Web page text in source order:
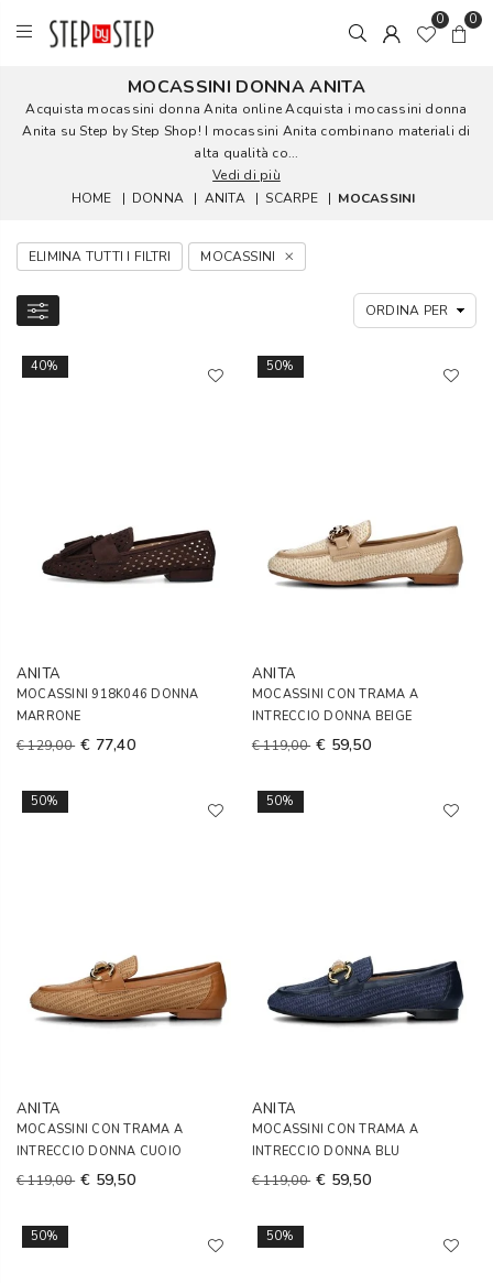
0 0
MOCASSINI DONNA ANITA
Acquista mocassini donna Anita online Acquista i mocassini donna
Anita su Step by Step Shop! I mocassini Anita combinano materiali di
alta qualità co...
Vedi di più
HOME
| DONNA | ANITA | SCARPE | MOCASSINI
ELIMINA TUTTI I FILTRI MOCASSINI
40%
ANITA
MOCASSINI 918K046 DONNA
MARRONE
€ 129,00 € 77,40
50%
ANITA
MOCASSINI CON TRAMA A
INTRECCIO DONNA BEIGE
€ 119,00 € 59,50
50%
ANITA
MOCASSINI CON TRAMA A
INTRECCIO DONNA CUOIO
€ 119,00 € 59,50
50%
ANITA
MOCASSINI CON TRAMA A
INTRECCIO DONNA BLU
€ 119,00 € 59,50
50% 50%